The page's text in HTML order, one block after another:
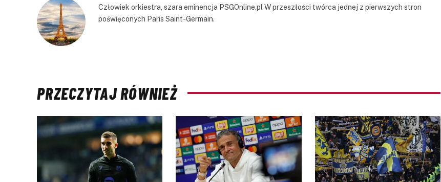
Człowiek orkiestra, szara eminencja PSGOnline.pl W przeszłości twórca jednej z pierwszych stron
poświęconych Paris Saint-Germain.
PRZECZYTAJ RÓWNIEŻ